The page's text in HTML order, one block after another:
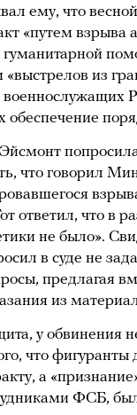
ему, что
«путем взрыва
гуманитарной
из
что говорил
ответил, что в
не было».
в суде не
предлагая
из
у обвинения
что фигуранты
а
ФСБ,